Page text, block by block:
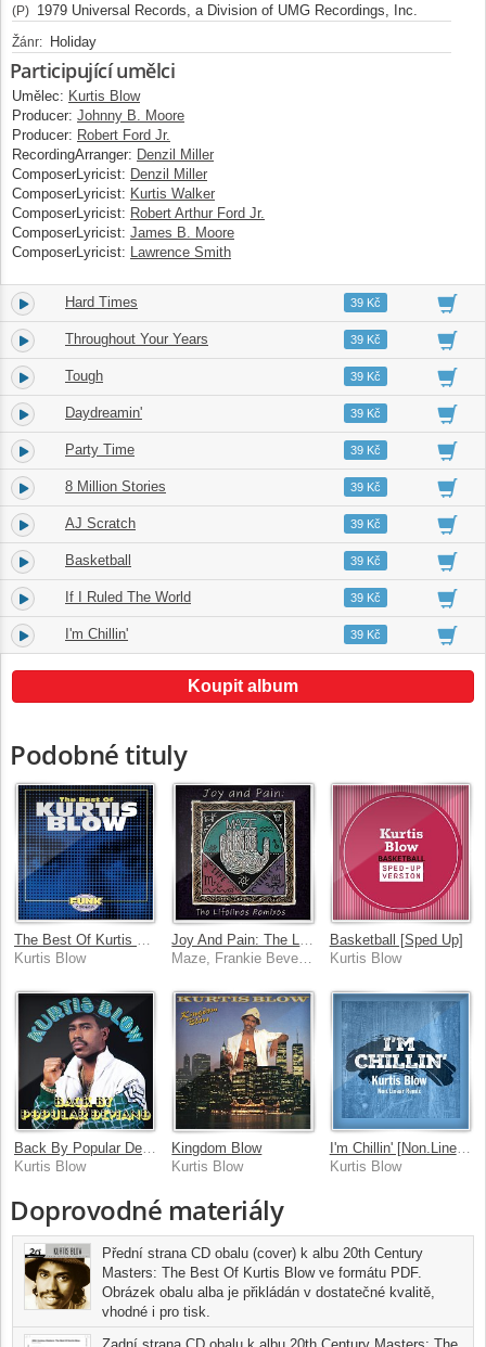
(P) 1979 Universal Records, a Division of UMG Recordings, Inc.
Žánr: Holiday
Participující umělci
Umělec: Kurtis Blow
Producer: Johnny B. Moore
Producer: Robert Ford Jr.
RecordingArranger: Denzil Miller
ComposerLyricist: Denzil Miller
ComposerLyricist: Kurtis Walker
ComposerLyricist: Robert Arthur Ford Jr.
ComposerLyricist: James B. Moore
ComposerLyricist: Lawrence Smith
3. Hard Times 04:3639 Kč
4. Throughout Your Years 05:1739 Kč
5. Tough 06:5039 Kč
6. Daydreamin' 04:2539 Kč
7. Party Time 09:3039 Kč
8. 8 Million Stories 08:0439 Kč
9. AJ Scratch 05:4639 Kč
10. Basketball 06:2339 Kč
11. If I Ruled The World 07:0739 Kč
12. I'm Chillin' 05:2739 Kč
Koupit album
Podobné tituly
Kurtis Blow
Basketball [Sped Up]
Kurtis Blow
Back By Popular Demand
Kurtis Blow
Kingdom Blow
Kurtis Blow
I'm Chillin' [Non.Linear Remix]
Kurtis Blow
Doprovodné materiály
Přední strana CD obalu (cover) k albu 20th Century
Masters: The Best Of Kurtis Blow ve formátu PDF.
Obrázek obalu alba je přikládán v dostatečné kvalitě,
vhodné i pro tisk.